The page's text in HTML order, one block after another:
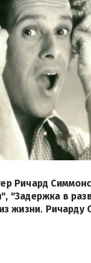
Ричард
"Задержка в
жизни.